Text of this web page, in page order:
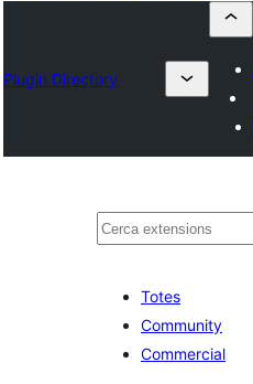
Plugin Directory
Cerca
Totes
Community
Commercial